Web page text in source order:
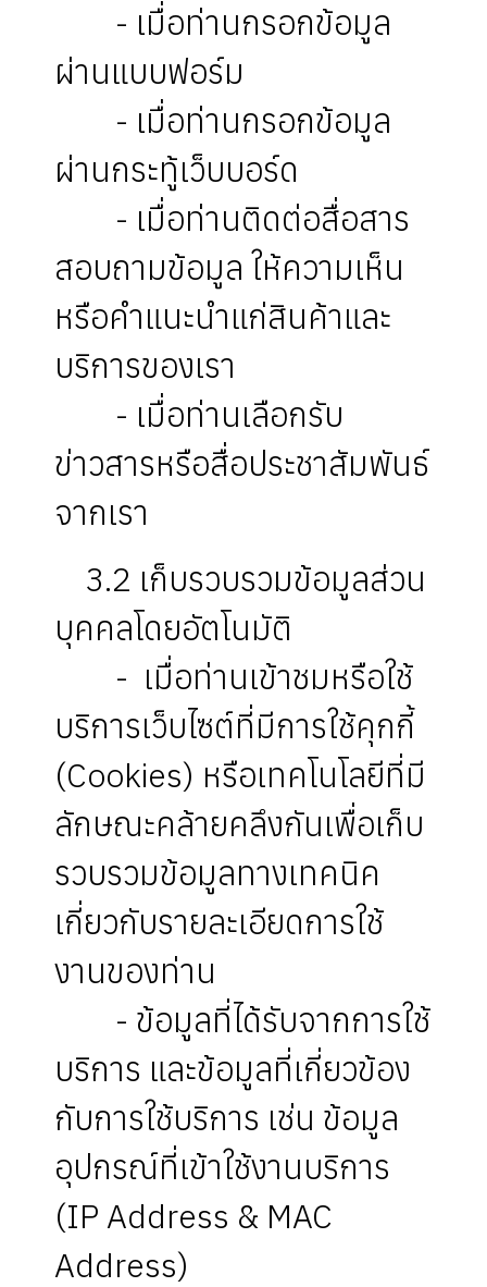
- เมื่อท่านกรอกข้อมูล
ผ่านแบบฟอร์ม
- เมื่อท่านกรอกข้อมูล
ผ่านกระทู้เว็บบอร์ด
- เมื่อท่านติดต่อสื่อสาร
สอบถามข้อมูล ให้ความเห็น
หรือคำแนะนำแก่สินค้าและ
บริการของเรา
- เมื่อท่านเลือกรับ
ข่าวสารหรือสื่อประชาสัมพันธ์
จากเรา
3.2 เก็บรวบรวมข้อมูลส่วน
บุคคลโดยอัตโนมัติ
- เมื่อท่านเข้าชมหรือใช้
บริการเว็บไซต์ที่มีการใช้คุกกี้
(Cookies) หรือเทคโนโลยีที่มี
ลักษณะคล้ายคลึงกันเพื่อเก็บ
รวบรวมข้อมูลทางเทคนิค
เกี่ยวกับรายละเอียดการใช้
งานของท่าน
- ข้อมูลที่ได้รับจากการใช้
บริการ และข้อมูลที่เกี่ยวข้อง
กับการใช้บริการ เช่น ข้อมูล
อุปกรณ์ที่เข้าใช้งานบริการ
(IP Address & MAC
Address)